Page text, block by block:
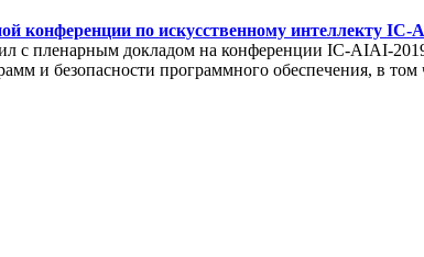
конференции по искусственному интеллекту IC-
пленарным докладом на конференции IC-AIAI-
и безопасности программного обеспечения, в